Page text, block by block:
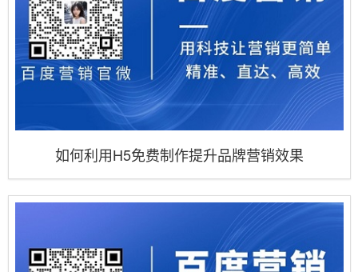
如何利用H5免费制作提升品牌营销效果